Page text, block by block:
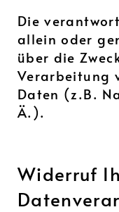
Die
allein oder
über die
Verarbeitung
Daten (z.B.
Ä.).
Widerruf